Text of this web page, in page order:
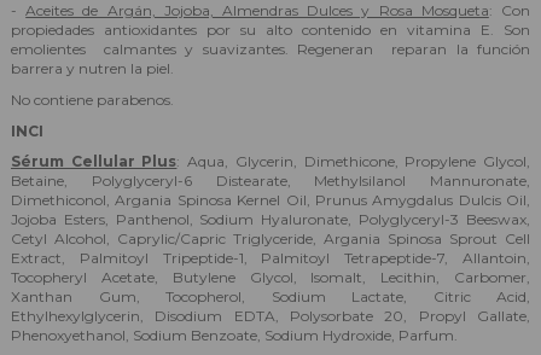
-Aceites de Argán, Jojoba, Almendras Dulces y Rosa Mosqueta: Con
propiedades antioxidantes por su alto contenido en vitamina E. Son
emolientes calmantes y suavizantes. Regeneran reparan la función
barrera y nutren la piel.
No contiene parabenos.
INCI
Sérum Cellular Plus: Aqua, Glycerin, Dimethicone, Propylene Glycol,
Betaine, Polyglyceryl-6 Distearate, Methylsilanol Mannuronate,
Dimethiconol, Argania Spinosa Kernel Oil, Prunus Amygdalus Dulcis Oil,
Jojoba Esters, Panthenol, Sodium Hyaluronate, Polyglyceryl-3 Beeswax,
Cetyl Alcohol, Caprylic/Capric Triglyceride, Argania Spinosa Sprout Cell
Extract, Palmitoyl Tripeptide-1, Palmitoyl Tetrapeptide-7, Allantoin,
Tocopheryl Acetate, Butylene Glycol, Isomalt, Lecithin, Carbomer,
Xanthan Gum, Tocopherol, Sodium Lactate, Citric Acid,
Ethylhexylglycerin, Disodium EDTA, Polysorbate 20, Propyl Gallate,
Phenoxyethanol, Sodium Benzoate, Sodium Hydroxide, Parfum.